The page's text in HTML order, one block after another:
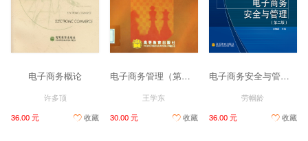
电子商务概论
许多顶
36.00 元
收藏
电子商务管理（第二版）
王学东
30.00 元
收藏
电子商务安全与管理（第二版）
劳帼龄
36.00 元
收藏